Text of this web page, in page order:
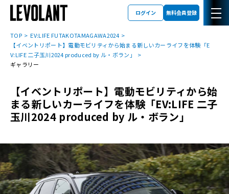
ログイン 無料会員登録
TOP
EV:LIFE FUTAKOTAMAGAWA2024
【イベントリポート】電動モビリティから始まる新しいカーライフを体験「E
V:LIFE 二子玉川2024 produced by ル・ボラン」
ギャラリー
【イベントリポート】電動モビリティから始
まる新しいカーライフを体験「EV:LIFE 二子
玉川2024 produced by ル・ボラン」